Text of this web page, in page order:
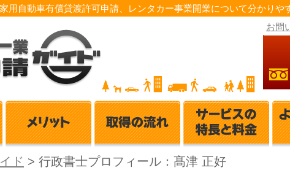
用自動車有償貸渡許可申請、レンタカー事業開業について分かり
お問
ド > 行政書士プロフィール：髙津 正好